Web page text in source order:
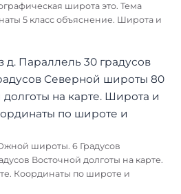
широта это. Тема
5 класс объяснение. Широта и
широты. 6 Градусов
Восточной долготы на карте.
Координаты по широте и